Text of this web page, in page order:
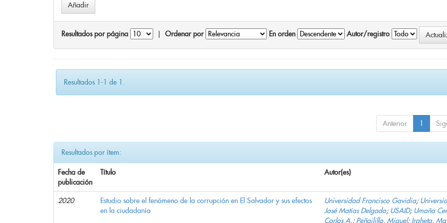
Resultados por página Ordenar por En orden Autor/registro
Resultados 1-1 de 1.
Anterior 1
Resultados por ítem:
Fecha de
publicación
Título Autor(es)
2020
Estudio sobre el fenómeno de la corrupción en El Salvador y sus efectos
en la ciudadanía
Universidad Francisco Gavidia;
José Matías Delgado; USAID; Umaña
Carlos A.; Peñailillo, Miguel; Iraheta,